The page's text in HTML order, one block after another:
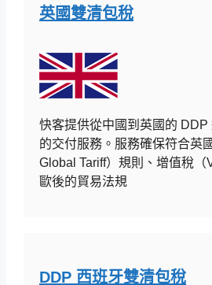
英國雙清包稅
快客提供從中國到英國的 DDP
的交付服務。服務確保符合英
Global Tariff）規則、增值稅（
歐後的貿易法規
DDP 西班牙雙清包稅